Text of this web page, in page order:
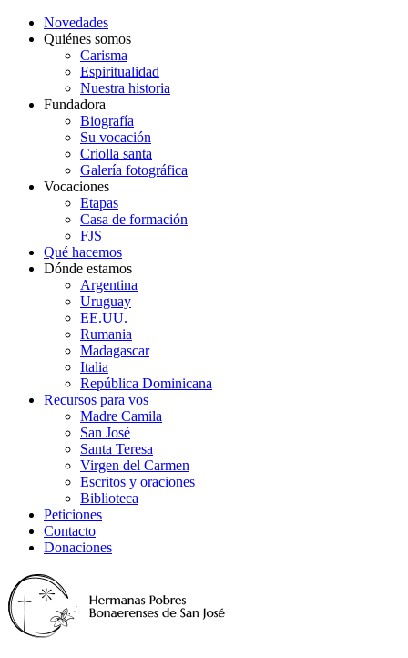
Novedades
Quiénes somos
Carisma
Espiritualidad
Nuestra historia
Fundadora
Biografía
Su vocación
Criolla santa
Galería fotográfica
Vocaciones
Etapas
Casa de formación
FJS
Qué hacemos
Dónde estamos
Argentina
Uruguay
EE.UU.
Rumania
Madagascar
Italia
República Dominicana
Recursos para vos
Madre Camila
San José
Santa Teresa
Virgen del Carmen
Escritos y oraciones
Biblioteca
Peticiones
Contacto
Donaciones